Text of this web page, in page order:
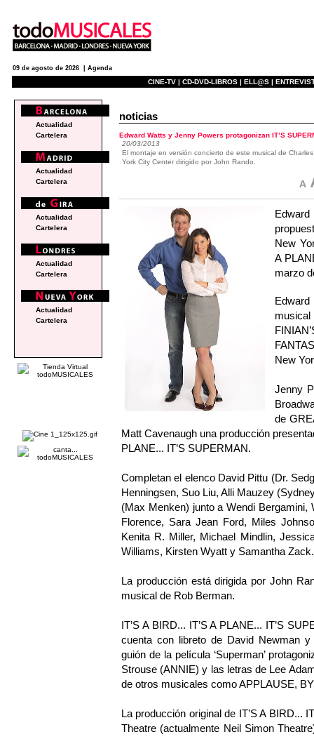
09 de agosto de 2026 | Agenda
CINE-TV | CD-DVD-LIBROS | ELL@S |
noticias
Edward Watts y Jenny Powers protagonizan IT’S
20/03/2013
El montaje en versión concierto de este musical de
York City Center dirigido por John Rando.
New
A
marzo
Edward
New
Jenny
de
Matt Cavenaugh una producción
PLANE... IT’S SUPERMAN.
Completan el elenco David Pittu (Dr.
Henningsen, Suo Liu, Alli Mauzey
(Max Menken) junto a Wendi Bergamini,
Florence, Sara Jean Ford, Miles
Kenita R. Miller, Michael Mindlin,
Williams, Kirsten Wyatt y Samantha Zack.
La producción está dirigida por John
musical de Rob Berman.
IT’S A BIRD... IT’S A PLANE... IT’S
cuenta con libreto de David Newman
guión de la película ‘Superman’
Strouse (ANNIE) y las letras de Lee
de otros musicales como APPLAUSE,
La producción original de IT’S A BIRD...
Theatre (actualmente Neil Simon
Actualidad
Cartelera
Actualidad
Cartelera
Actualidad
Cartelera
Actualidad
Cartelera
Actualidad
Cartelera